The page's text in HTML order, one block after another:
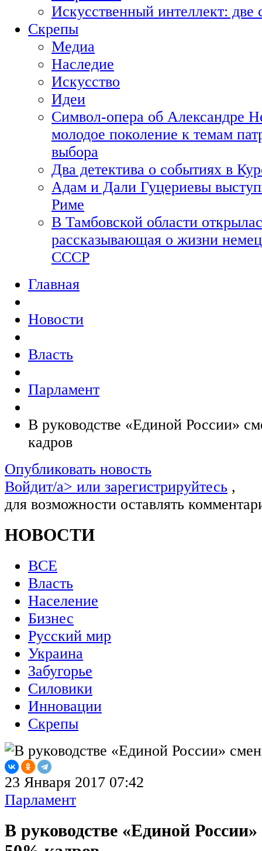
Искусственный интеллект:
Скрепы
Медиа
Наследие
Искусство
Идеи
Символ-опера об Александре
молодое поколение к темам
выбора
Два детектива о событиях в
Адам и Дали Гуцериевы
Риме
В Тамбовской области
рассказывающая о жизни
СССР
Главная
Новости
Власть
Парламент
В руководстве «Единой России»
кадров
Опубликовать новость
Войдит/a> или зарегистрируйтесь ,
для возможности оставлять
НОВОСТИ
ВСЕ
Власть
Население
Бизнес
Русский мир
Украина
Забугорье
Силовики
Инновации
Скрепы
23 Января 2017 07:42
Парламент
В руководстве «Единой России»